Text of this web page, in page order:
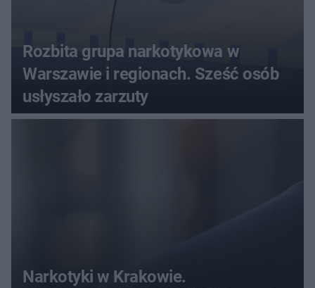
Rozbita grupa narkotykowa w
Warszawie i regionach. Sześć osób
usłyszało zarzuty
Narkotyki w Krakowie.